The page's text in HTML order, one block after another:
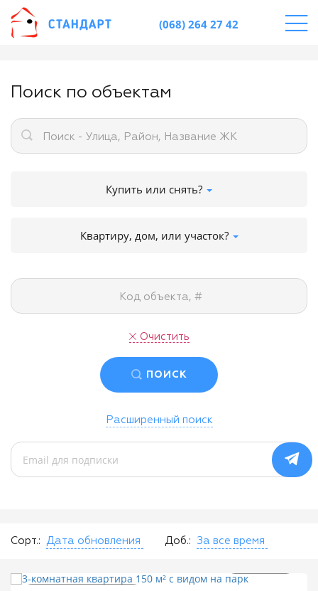
(068) 264 27 42
Поиск по объектам
Поиск - Улица, Район, Название ЖК
Купить или снять?
Квартиру, дом, или участок?
Код объекта, #
Очистить
ПОИСК
Расширенный поиск
Сорт.: Дата обновления Доб.: За все время
$199 000